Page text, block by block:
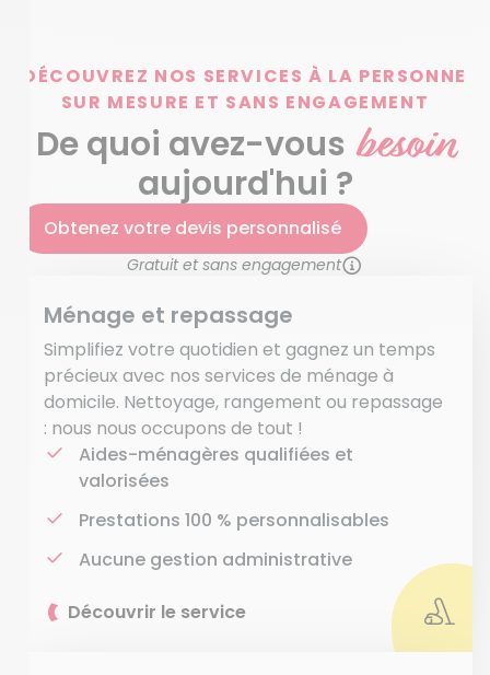
DÉCOUVREZ NOS SERVICES À LA PERSONNE
SUR MESURE ET SANS ENGAGEMENT
De quoi avez-vous besoin
aujourd'hui ?
Obtenez votre devis personnalisé
Gratuit et sans engagement
Ménage et repassage
Simplifiez votre quotidien et gagnez un temps
précieux avec nos services de ménage à
domicile. Nettoyage, rangement ou repassage
: nous nous occupons de tout !
Aides-ménagères qualifiées et
valorisées
Prestations 100 % personnalisables
Aucune gestion administrative
Découvrir le service